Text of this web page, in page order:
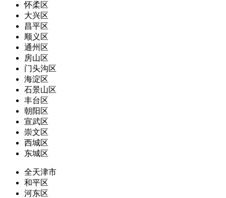
怀柔区
大兴区
昌平区
顺义区
通州区
房山区
门头沟区
海淀区
石景山区
丰台区
朝阳区
宣武区
崇文区
西城区
东城区
全天津市
和平区
河东区